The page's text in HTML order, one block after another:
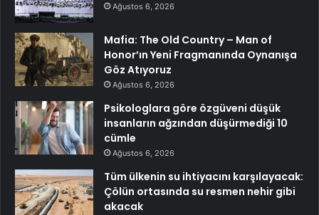
Ağustos 6, 2026
Mafia: The Old Country – Man of
Honor’ın Yeni Fragmanında Oynanışa
Göz Atıyoruz
Ağustos 6, 2026
Psikologlara göre özgüveni düşük
insanların ağzından düşürmediği 10
cümle
Ağustos 6, 2026
Tüm ülkenin su ihtiyacını karşılayacak:
Çölün ortasında su resmen nehir gibi
akacak